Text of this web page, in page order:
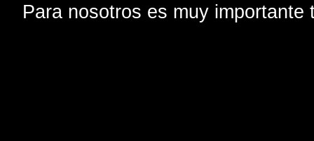
Para nosotros es muy